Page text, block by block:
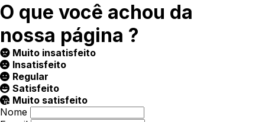
O que você achou da
nossa página ?
Muito insatisfeito
Insatisfeito
Regular
Satisfeito
Muito satisfeito
Nome